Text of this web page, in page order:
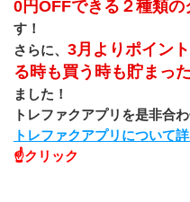
0円OFFできる２種類の
す！
さらに、 3月よりポイン
る時も買う時も貯まっ
ました！
トレファクアプリを是非合
トレファクアプリについて
☝クリック